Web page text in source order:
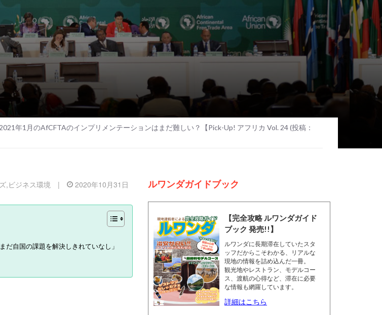
2021年1月のAfCFTAのインプリメンテーションはまだ難しい？【Pick-Up! アフリカ Vol. 24 (投稿：
,ビジネス環境 | 2020年10月31日
だ自国の課題を解決しきれていなし」
ルワンダガイドブック
【完全攻略 ルワンダガイド
ブック 発売!!】
ルワンダに長期滞在していたスタ
ッフだからこそわかる、リアルな
現地の情報を詰め込んだ一冊。
観光地やレストラン、モデルコー
ス、渡航の心得など、滞在に必要
な情報も網羅しています。
詳細はこちら